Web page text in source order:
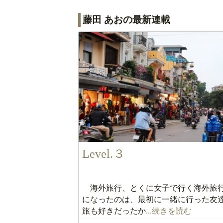
藤田 あおの最新連載
Level.３
海外旅行、とくに女子で行く海外旅
になったのは、最初に一緒に行った友
旅も好きだったか...続きを読む